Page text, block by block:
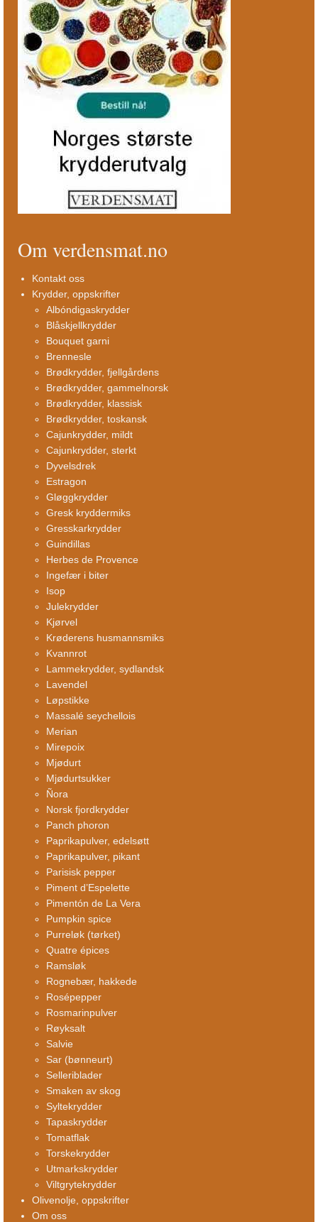
Om verdensmat.no
Kontakt oss
Krydder, oppskrifter
Albóndigaskrydder
Blåskjellkrydder
Bouquet garni
Brennesle
Brødkrydder, fjellgårdens
Brødkrydder, gammelnorsk
Brødkrydder, klassisk
Brødkrydder, toskansk
Cajunkrydder, mildt
Cajunkrydder, sterkt
Dyvelsdrek
Estragon
Gløggkrydder
Gresk kryddermiks
Gresskarkrydder
Guindillas
Herbes de Provence
Ingefær i biter
Isop
Julekrydder
Kjørvel
Krøderens husmannsmiks
Kvannrot
Lammekrydder, sydlandsk
Lavendel
Løpstikke
Massalé seychellois
Merian
Mirepoix
Mjødurt
Mjødurtsukker
Ñora
Norsk fjordkrydder
Panch phoron
Paprikapulver, edelsøtt
Paprikapulver, pikant
Parisisk pepper
Piment d’Espelette
Pimentón de La Vera
Pumpkin spice
Purreløk (tørket)
Quatre épices
Ramsløk
Rognebær, hakkede
Rosépepper
Rosmarinpulver
Røyksalt
Salvie
Sar (bønneurt)
Selleriblader
Smaken av skog
Syltekrydder
Tapaskrydder
Tomatflak
Torskekrydder
Utmarkskrydder
Viltgrytekrydder
Olivenolje, oppskrifter
Om oss